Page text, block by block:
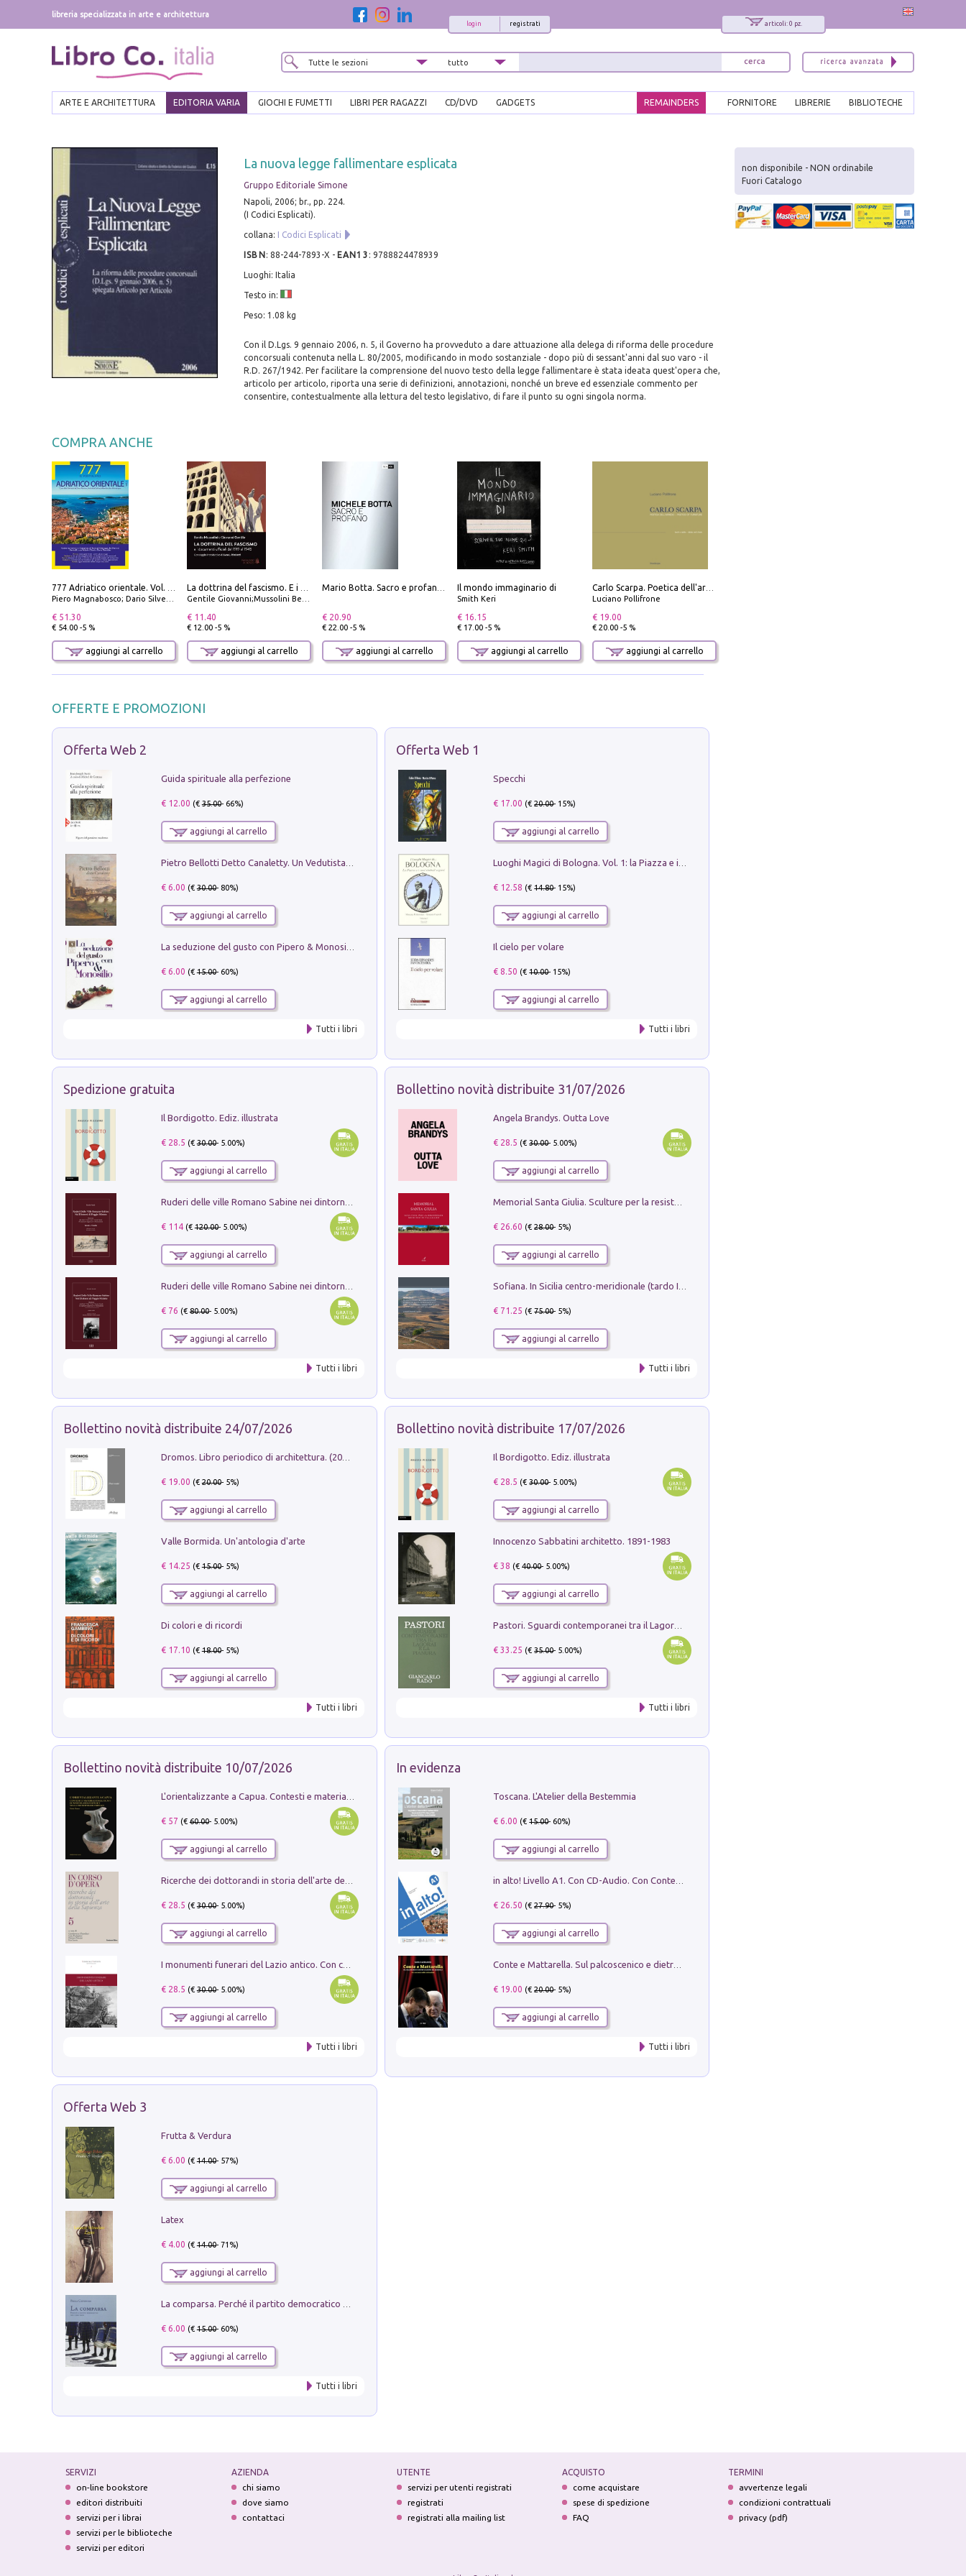
libreria specializzata in arte e architettura
articoli: 0 pz.
registrati
login
ARTE E ARCHITETTURA EDITORIA VARIA GIOCHI E FUMETTI LIBRI PER RAGAZZI CD/DVD GADGETS BIBLIOTECHE
LIBRERIE
FORNITORE
REMAINDERS
La nuova legge fallimentare esplicata
Gruppo Editoriale Simone
Napoli, 2006; br., pp. 224.
(I Codici Esplicati).
collana: I Codici Esplicati
ISBN : 88-244-7893-X - EAN13 : 9788824478939
Luoghi: Italia
Testo in:
Peso: 1.08 kg
Con il D.Lgs. 9 gennaio 2006, n. 5, il Governo ha provveduto a dare attuazione alla delega di riforma delle procedure
concorsuali contenuta nella L. 80/2005, modificando in modo sostanziale - dopo più di sessant'anni dal suo varo - il
R.D. 267/1942. Per facilitare la comprensione del nuovo testo della legge fallimentare è stata ideata quest'opera che,
articolo per articolo, riporta una serie di definizioni, annotazioni, nonché un breve ed essenziale commento per
consentire, contestualmente alla lettura del testo legislativo, di fare il punto su ogni singola norma.
COMPRA ANCHE
Piero Magnabosco; Dario Silvestro; Marco Sbrizzi
€ 51.30
€ 54.00 -5 %
aggiungi al carrello
Gentile Giovanni;Mussolini Benito
€ 11.40
€ 12.00 -5 %
aggiungi al carrello
€ 20.90
€ 22.00 -5 %
aggiungi al carrello
Il mondo immaginario di
Smith Keri
€ 16.15
€ 17.00 -5 %
aggiungi al carrello
Luciano Pollifrone
€ 19.00
€ 20.00 -5 %
aggiungi al carrello
OFFERTE E PROMOZIONI
Offerta Web 2
Guida spirituale alla perfezione
€ 12.00 (€35.00- 66%)
aggiungi al carrello
€ 6.00 (€30.00- 80%)
aggiungi al carrello
€ 6.00 (€15.00- 60%)
aggiungi al carrello
Tutti i libri
Offerta Web 1
Specchi
€ 17.00 (€20.00- 15%)
aggiungi al carrello
€ 12.58 (€14.80- 15%)
aggiungi al carrello
Il cielo per volare
€ 8.50 (€10.00- 15%)
aggiungi al carrello
Tutti i libri
Spedizione gratuita
Il Bordigotto. Ediz. illustrata
€ 28.5 (€30.00- 5.00%)
aggiungi al carrello
€ 114(€120.00- 5.00%)
aggiungi al carrello
€ 76 (€80.00- 5.00%)
aggiungi al carrello
Tutti i libri
Bollettino novità distribuite 31/07/2026
Angela Brandys. Outta Love
€ 28.5 (€30.00- 5.00%)
aggiungi al carrello
€ 26.60 (€28.00- 5%)
aggiungi al carrello
€ 71.25 (€75.00- 5%)
aggiungi al carrello
Tutti i libri
Bollettino novità distribuite 24/07/2026
Dromos. Libro periodico di architettura. (2026). Vol. 15: Post-model
€ 19.00 (€20.00- 5%)
aggiungi al carrello
Valle Bormida. Un'antologia d'arte
€ 14.25 (€15.00- 5%)
aggiungi al carrello
Di colori e di ricordi
€ 17.10 (€18.00- 5%)
aggiungi al carrello
Tutti i libri
Bollettino novità distribuite 17/07/2026
Il Bordigotto. Ediz. illustrata
€ 28.5 (€30.00- 5.00%)
aggiungi al carrello
Innocenzo Sabbatini architetto. 1891-1983
€ 38 (€40.00- 5.00%)
aggiungi al carrello
€ 33.25 (€35.00- 5.00%)
aggiungi al carrello
Tutti i libri
Bollettino novità distribuite 10/07/2026
€ 57 (€60.00- 5.00%)
aggiungi al carrello
€ 28.5 (€30.00- 5.00%)
aggiungi al carrello
I monumenti funerari del Lazio antico. Con cartella con tavole
€ 28.5 (€30.00- 5.00%)
aggiungi al carrello
Tutti i libri
In evidenza
Toscana. L'Atelier della Bestemmia
€ 6.00 (€15.00- 60%)
aggiungi al carrello
€ 26.50 (€27.90- 5%)
aggiungi al carrello
€ 19.00 (€20.00- 5%)
aggiungi al carrello
Tutti i libri
Offerta Web 3
Frutta & Verdura
€ 6.00 (€14.00- 57%)
aggiungi al carrello
Latex
€ 4.00 (€14.00- 71%)
aggiungi al carrello
€ 6.00 (€15.00- 60%)
aggiungi al carrello
Tutti i libri
non disponibile - NON ordinabile
Fuori Catalogo
SERVIZI
on-line bookstore
editori distribuiti
servizi per i librai
servizi per le biblioteche
servizi per editori
AZIENDA
chi siamo
dove siamo
contattaci
UTENTE
servizi per utenti registrati
registrati
registrati alla mailing list
ACQUISTO
come acquistare
spese di spedizione
FAQ
TERMINI
avvertenze legali
condizioni contrattuali
privacy (pdf)
x
Interessato ai nostri libri?
Allora iscriviti alla nostra newsletter!
Sarai informato delle nostre novità, potrai
comunque cancellarti quando desideri.